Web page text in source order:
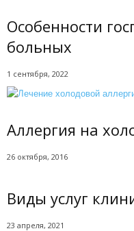
Особенности
больных
1 сентября, 2022
Аллергия на
26 октября, 2016
Виды услуг
23 апреля, 2021